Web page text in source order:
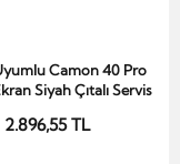
Sepete EkleCamon 40 Pro
Siyah Çıtalı Servis
2.896,55 TL